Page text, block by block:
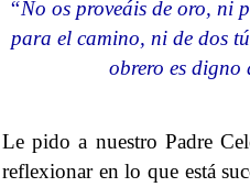
“No os proveáis de oro, ni
para el camino, ni de dos
obrero es digno
Le pido a nuestro Padre
reflexionar en lo que está